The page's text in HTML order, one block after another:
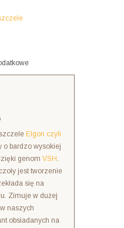
Elgon czyli
o bardzo wysokiej
genom VSH .
jest tworzenie
się na
Zimuje w dużej
naszych
obsiadanych na